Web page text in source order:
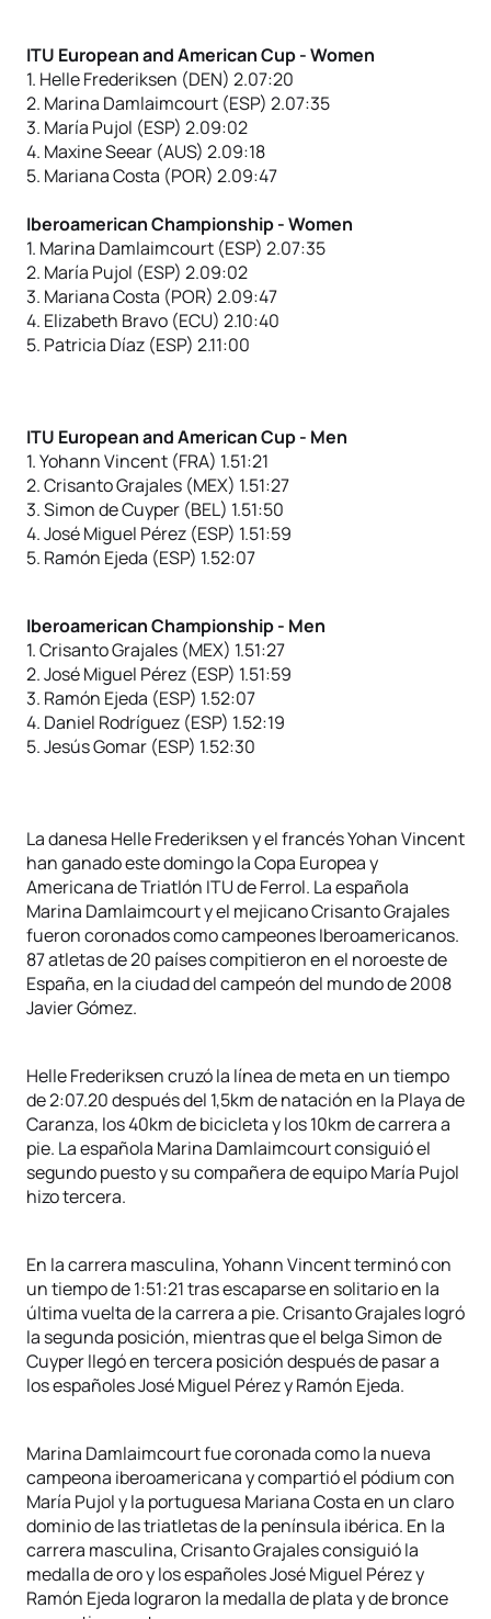
ITU European and American Cup - Women
1. Helle Frederiksen (DEN) 2.07:20
2. Marina Damlaimcourt (ESP) 2.07:35
3. María Pujol (ESP) 2.09:02
4. Maxine Seear (AUS) 2.09:18
5. Mariana Costa (POR) 2.09:47
Iberoamerican Championship - Women
1. Marina Damlaimcourt (ESP) 2.07:35
2. María Pujol (ESP) 2.09:02
3. Mariana Costa (POR) 2.09:47
4. Elizabeth Bravo (ECU) 2.10:40
5. Patricia Díaz (ESP) 2.11:00
ITU European and American Cup - Men
1. Yohann Vincent (FRA) 1.51:21
2. Crisanto Grajales (MEX) 1.51:27
3. Simon de Cuyper (BEL) 1.51:50
4. José Miguel Pérez (ESP) 1.51:59
5. Ramón Ejeda (ESP) 1.52:07
Iberoamerican Championship - Men
1. Crisanto Grajales (MEX) 1.51:27
2. José Miguel Pérez (ESP) 1.51:59
3. Ramón Ejeda (ESP) 1.52:07
4. Daniel Rodríguez (ESP) 1.52:19
5. Jesús Gomar (ESP) 1.52:30
La danesa Helle Frederiksen y el francés Yohan Vincent
han ganado este domingo la Copa Europea y
Americana de Triatlón ITU de Ferrol. La española
Marina Damlaimcourt y el mejicano Crisanto Grajales
fueron coronados como campeones Iberoamericanos.
87 atletas de 20 países compitieron en el noroeste de
España, en la ciudad del campeón del mundo de 2008
Javier Gómez.
Helle Frederiksen cruzó la línea de meta en un tiempo
de 2:07.20 después del 1,5km de natación en la Playa de
Caranza, los 40km de bicicleta y los 10km de carrera a
pie. La española Marina Damlaimcourt consiguió el
segundo puesto y su compañera de equipo María Pujol
hizo tercera.
En la carrera masculina, Yohann Vincent terminó con
un tiempo de 1:51:21 tras escaparse en solitario en la
última vuelta de la carrera a pie. Crisanto Grajales logró
la segunda posición, mientras que el belga Simon de
Cuyper llegó en tercera posición después de pasar a
los españoles José Miguel Pérez y Ramón Ejeda.
Marina Damlaimcourt fue coronada como la nueva
campeona iberoamericana y compartió el pódium con
María Pujol y la portuguesa Mariana Costa en un claro
dominio de las triatletas de la península ibérica. En la
carrera masculina, Crisanto Grajales consiguió la
medalla de oro y los españoles José Miguel Pérez y
Ramón Ejeda lograron la medalla de plata y de bronce